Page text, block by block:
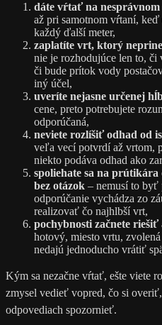
dáte vŕtať na nesprávnom
až pri samotnom vŕtaní,
každý ďalší meter,
zaplatíte vrt, ktorý
nie je rozhodujúce len to, či
či bude prítok vody
iný účel,
uveríte nejasne určenej
cene, preto potrebujete
odporúčaná,
neviete rozlíšiť odhad od
veľa vecí potvrdí až vrtom,
niekto podáva odhad ako
spoliehate sa na
bez otázok – nemusí to byť
odporúčanie vychádza zo
realizovať čo najhlbší vrt,
pochybnosti začnete riešiť
hotový, miesto vrtu,
nedajú jednoducho vrátiť
Kým sa nezačne vŕtať, ešte viete
zmysel vedieť vopred, čo si
odpovediach spozornieť.